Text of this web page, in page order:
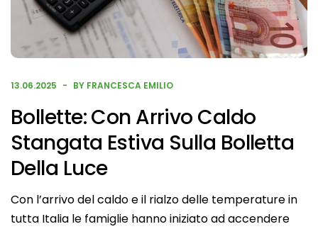
13.06.2025 BY FRANCESCA EMILIO
Bollette: Con Arrivo Caldo
Stangata Estiva Sulla Bolletta
Della Luce
Con l’arrivo del caldo e il rialzo delle temperature in
tutta Italia le famiglie hanno iniziato ad accendere